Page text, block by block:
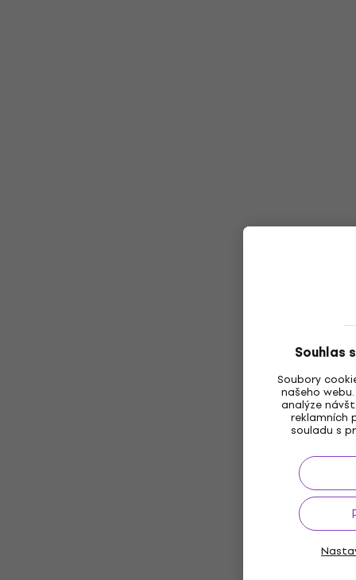
Souhlas
Soubory
našeho
analýze
reklamních
souladu s